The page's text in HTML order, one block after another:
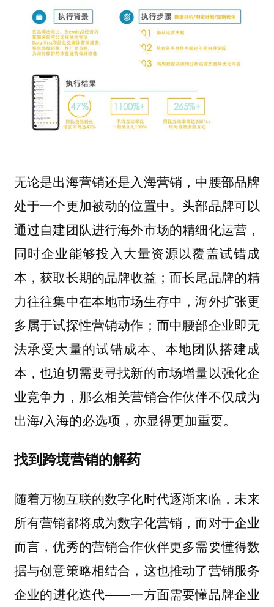
无论是出海营销还是入海营销，中腰部品牌
处于一个更加被动的位置中。头部品牌可以
通过自建团队进行海外市场的精细化运营，
同时企业能够投入大量资源以覆盖试错成
本，获取长期的品牌收益；而长尾品牌的精
力往往集中在本地市场生存中，海外扩张更
多属于试探性营销动作；而中腰部企业即无
法承受大量的试错成本、本地团队搭建成
本，也迫切需要寻找新的市场增量以强化企
业竞争力，那么相关营销合作伙伴不仅成为
出海/入海的必选项，亦显得更加重要。
找到跨境营销的解药
随着万物互联的数字化时代逐渐来临，未来
所有营销都将成为数字化营销，而对于企业
而言，优秀的营销合作伙伴更多需要懂得数
据与创意策略相结合，这也推动了营销服务
企业的进化迭代——一方面需要懂品牌企业